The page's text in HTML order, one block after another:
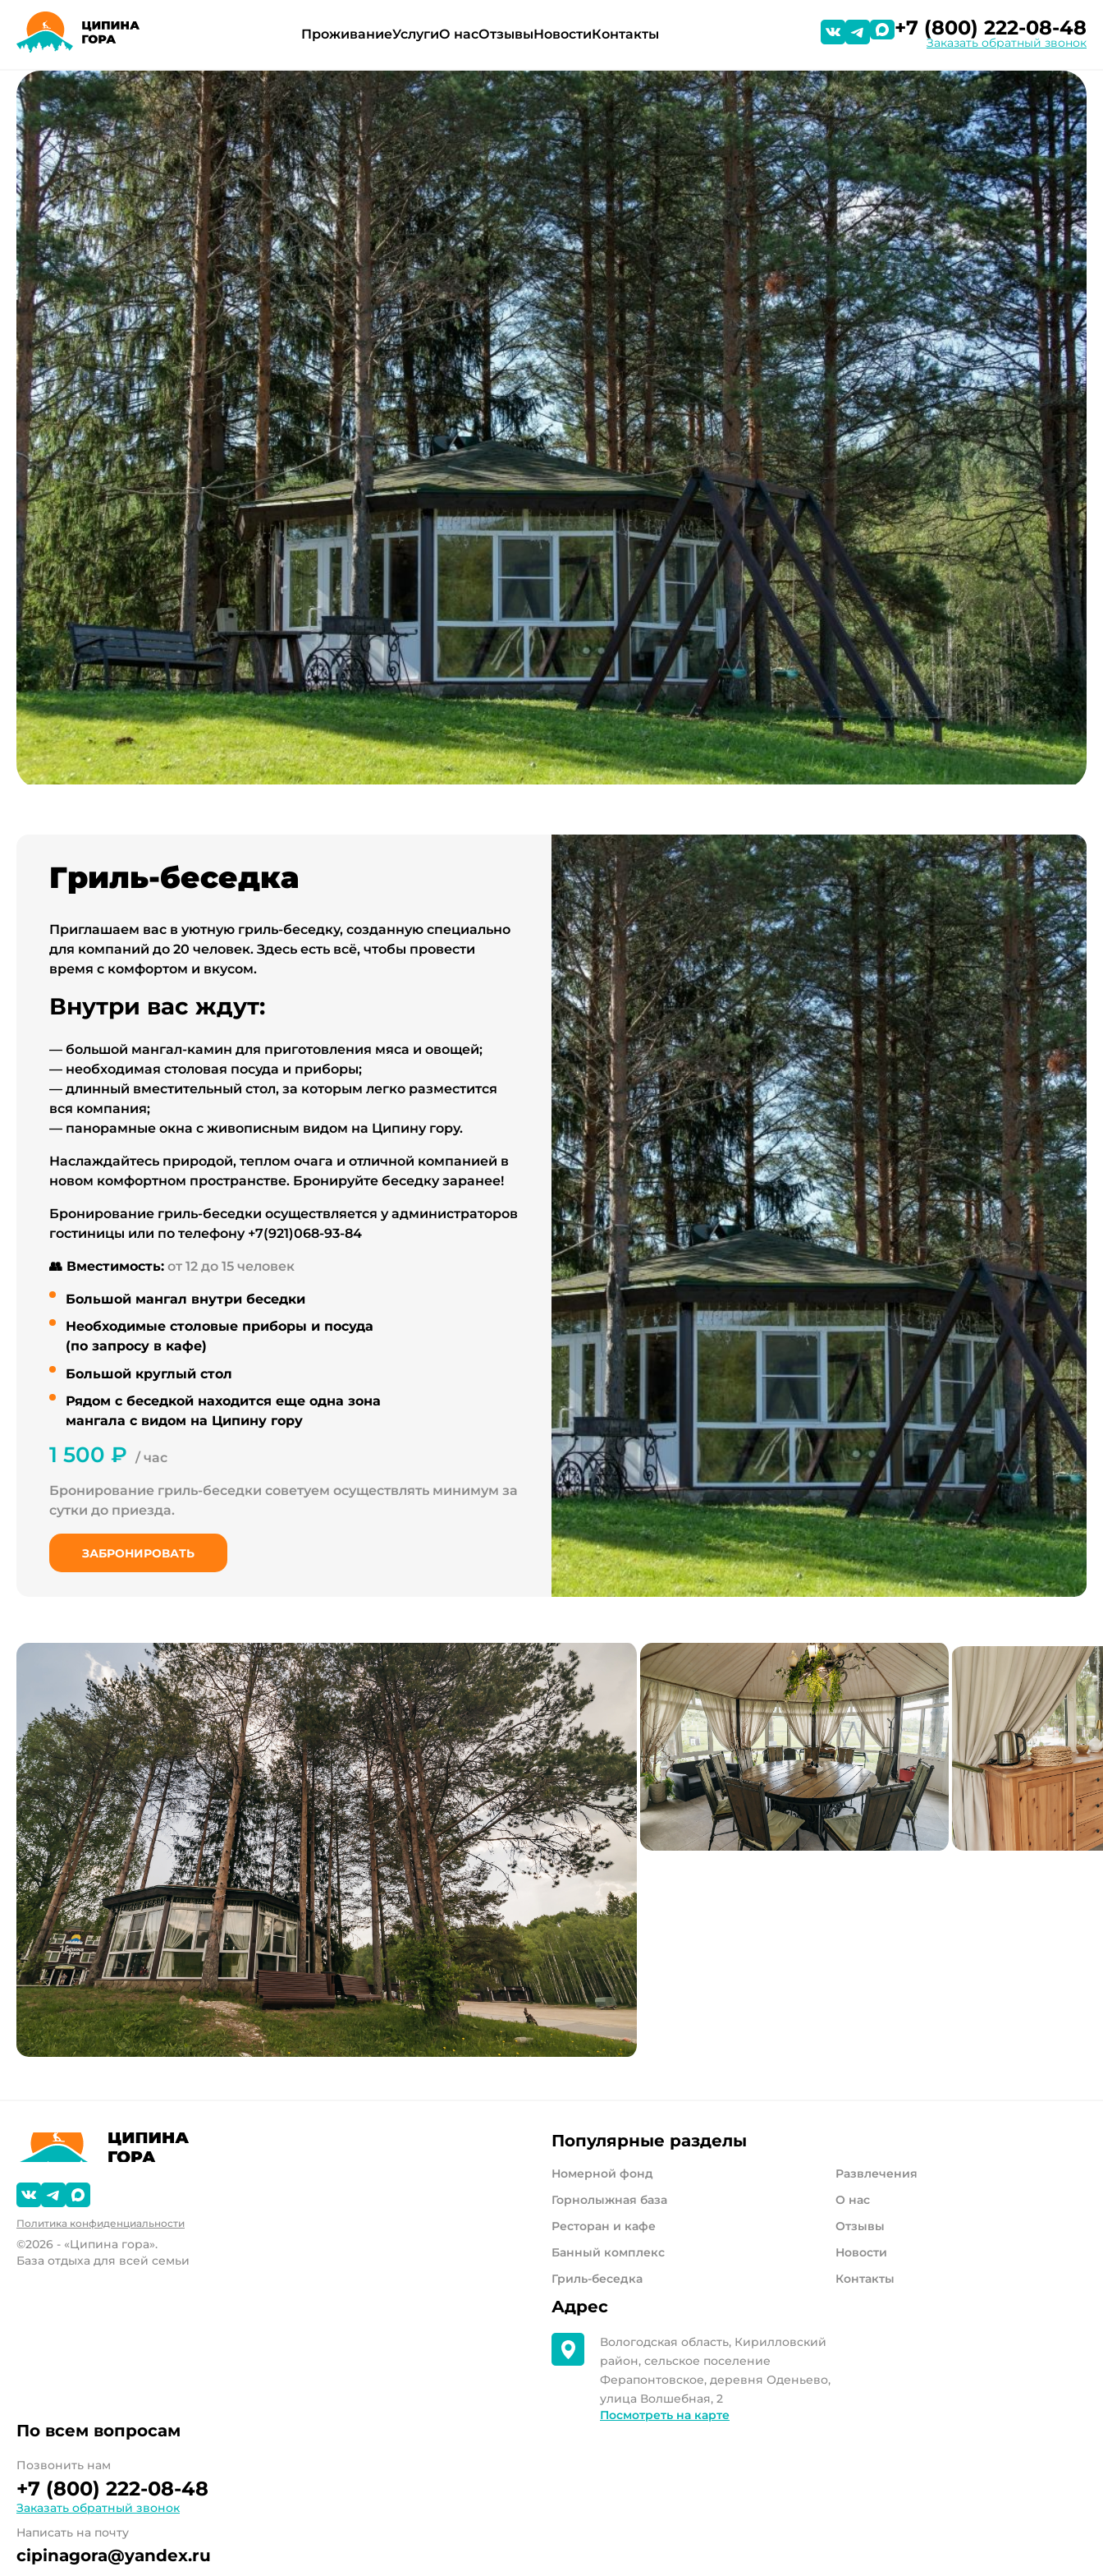
ПроживаниеУслугиО насОтзывыНовостиКонтакты +7 (800) 222-08-48
Заказать обратный звонок
Гриль-беседка
Приглашаем вас в уютную гриль-беседку, созданную специально
для компаний до 20 человек. Здесь есть всё, чтобы провести
время с комфортом и вкусом.
Внутри вас ждут:
— большой мангал-камин для приготовления мяса и овощей;
— необходимая столовая посуда и приборы;
— длинный вместительный стол, за которым легко разместится
вся компания;
— панорамные окна с живописным видом на Ципину гору.
Наслаждайтесь природой, теплом очага и отличной компанией в
новом комфортном пространстве. Бронируйте беседку заранее!
Бронирование гриль-беседки осуществляется у администраторов
гостиницы или по телефону +7(921)068-93-84
👥 Вместимость: от 12 до 15 человек
Большой мангал внутри беседки
Необходимые столовые приборы и посуда
(по запросу в кафе)
Большой круглый стол
Рядом с беседкой находится еще одна зона
мангала с видом на Ципину гору
1 500 ₽ / час
Бронирование гриль-беседки советуем осуществлять минимум за
сутки до приезда.
ЗАБРОНИРОВАТЬ
Политика конфиденциальности
©2026 - «Ципина гора».
База отдыха для всей семьи
Популярные разделы
Номерной фонд
Горнолыжная база
Ресторан и кафе
Банный комплекс
Гриль-беседка
Развлечения
О нас
Отзывы
Новости
Контакты
Адрес
Вологодская область, Кирилловский
район, сельское поселение
Ферапонтовское, деревня Оденьево,
улица Волшебная, 2
Посмотреть на карте
По всем вопросам
Позвонить нам
+7 (800) 222-08-48
Заказать обратный звонок
Написать на почту
cipinagora@yandex.ru